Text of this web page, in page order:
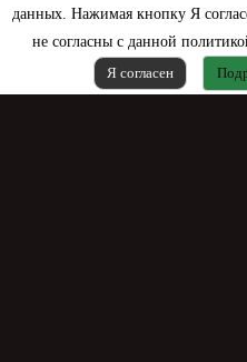
данных. Нажимая кнопку Я
не согласны с данной
Я согласен